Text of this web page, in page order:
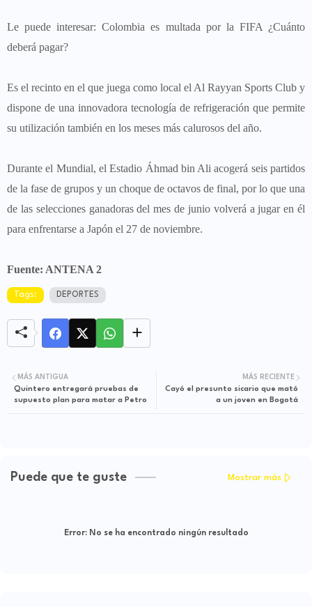
Le puede interesar: Colombia es multada por la FIFA ¿Cuánto
deberá pagar?
Es el recinto en el que juega como local el Al Rayyan Sports Club y
dispone de una innovadora tecnología de refrigeración que permite
su utilización también en los meses más calurosos del año.
Durante el Mundial, el Estadio Áhmad bin Ali acogerá seis partidos
de la fase de grupos y un choque de octavos de final, por lo que una
de las selecciones ganadoras del mes de junio volverá a jugar en él
para enfrentarse a Japón el 27 de noviembre.
Fuente: ANTENA 2
Tags: DEPORTES
MÁS RECIENTE
Cayó el presunto sicario que mató
a un joven en Bogotá
MÁS ANTIGUA
Quintero entregará pruebas de
supuesto plan para matar a Petro
Puede que te guste Mostrar más
Error:No se ha encontrado ningún resultado